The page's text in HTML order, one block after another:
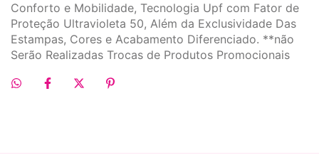
Conforto e Mobilidade, Tecnologia Upf com Fator de
Proteção Ultravioleta 50, Além da Exclusividade Das
Estampas, Cores e Acabamento Diferenciado. **não
Serão Realizadas Trocas de Produtos Promocionais